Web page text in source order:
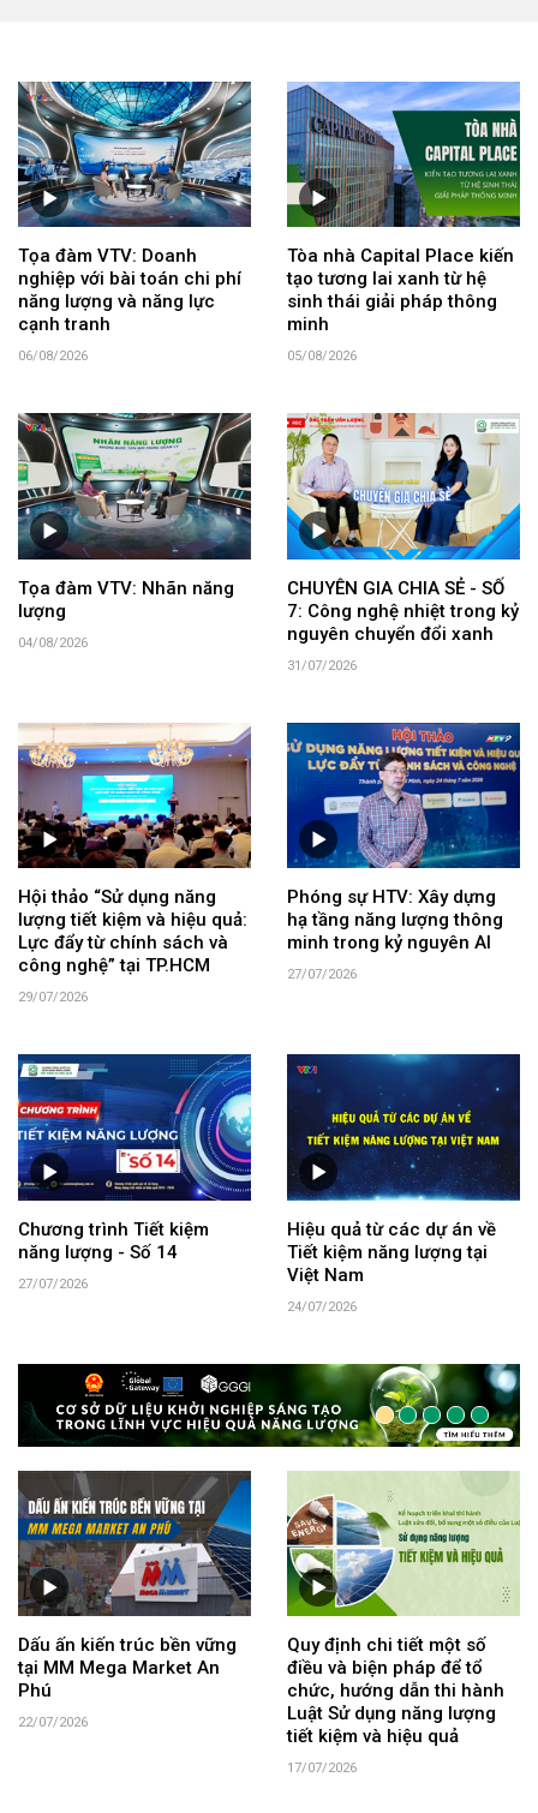
Tọa đàm VTV: Doanh
nghiệp với bài toán chi phí
năng lượng và năng lực
cạnh tranh
06/08/2026
Tòa nhà Capital Place kiến
tạo tương lai xanh từ hệ
sinh thái giải pháp thông
minh
05/08/2026
Tọa đàm VTV: Nhãn năng
lượng
04/08/2026
CHUYÊN GIA CHIA SẺ - SỐ
7: Công nghệ nhiệt trong kỷ
nguyên chuyển đổi xanh
31/07/2026
Hội thảo “Sử dụng năng
lượng tiết kiệm và hiệu quả:
Lực đẩy từ chính sách và
công nghệ” tại TP.HCM
29/07/2026
Phóng sự HTV: Xây dựng
hạ tầng năng lượng thông
minh trong kỷ nguyên AI
27/07/2026
Chương trình Tiết kiệm
năng lượng - Số 14
27/07/2026
Hiệu quả từ các dự án về
Tiết kiệm năng lượng tại
Việt Nam
24/07/2026
Dấu ấn kiến trúc bền vững
tại MM Mega Market An
Phú
22/07/2026
Quy định chi tiết một số
điều và biện pháp để tổ
chức, hướng dẫn thi hành
Luật Sử dụng năng lượng
tiết kiệm và hiệu quả
17/07/2026